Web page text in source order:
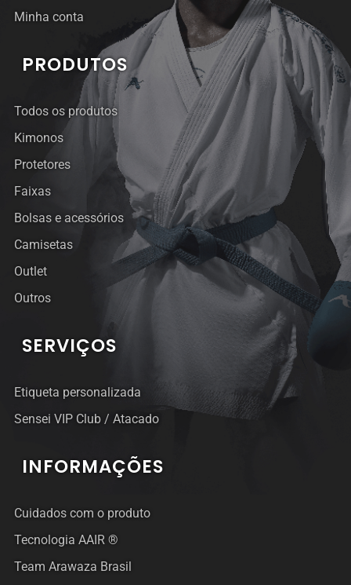
Minha conta
PRODUTOS
Todos os produtos
Kimonos
Protetores
Faixas
Bolsas e acessórios
Camisetas
Outlet
Outros
SERVIÇOS
Etiqueta personalizada
Sensei VIP Club / Atacado
INFORMAÇÕES
Cuidados com o produto
Tecnologia AAIR ®
Team Arawaza Brasil